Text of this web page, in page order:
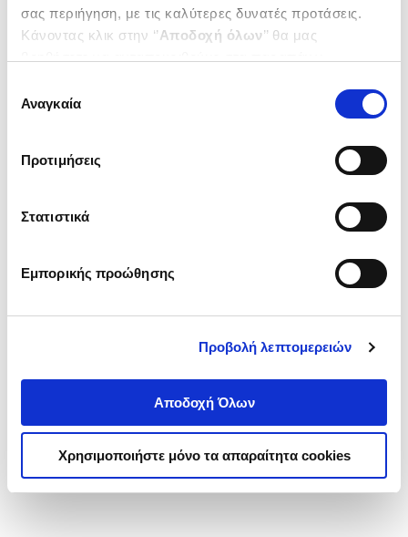
σας περιήγηση, με τις καλύτερες δυνατές προτάσεις.
Κάνοντας κλικ στην ‘’Αποδοχή όλων’’ θα μας
ενδιαφέρουν και να επιλέξετε από τα παρακάτω με την
΄΄και να ενημερωθείτε σχετικά με
συγκατάθεσης
Αναγκαία
Προτιμήσεις
Στατιστικά
Εμπορικής προώθησης
Προβολή λεπτομερειών
Αποδοχή Όλων
Χρησιμοποιήστε μόνο τα απαραίτητα cookies